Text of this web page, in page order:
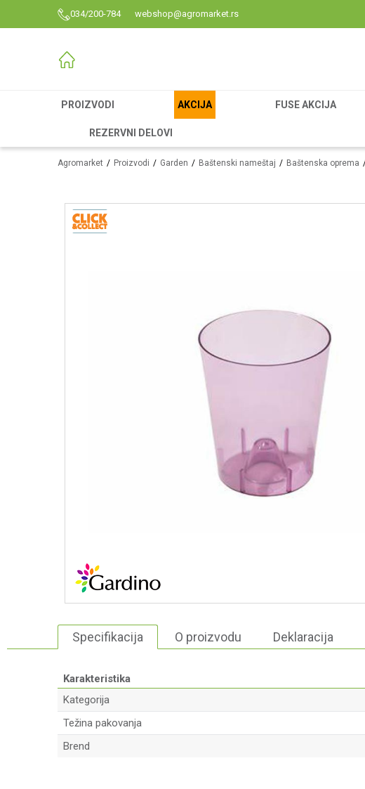
034/200-784 webshop@agromarket.rs
PROIZVODI AKCIJA FUSE AKCIJA
REZERVNI DELOVI
Agromarket Proizvodi Garden Baštenski nameštaj Baštenska oprema
Specifikacija O proizvodu Deklaracija
Karakteristika
Kategorija
Težina pakovanja
Brend